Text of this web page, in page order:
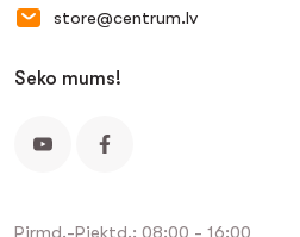
store@centrum.lv
Seko mums!
Pirmd.-Piektd.: 08:00 - 16:00